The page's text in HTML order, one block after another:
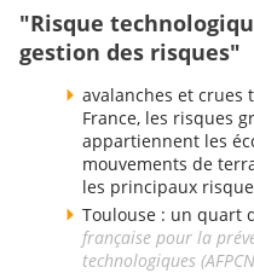
"Risque
gestion des risques"
avalanches et
France, les risques
appartiennent les
mouvements de
les principaux
Toulouse : un quart
française pour la
technologiques